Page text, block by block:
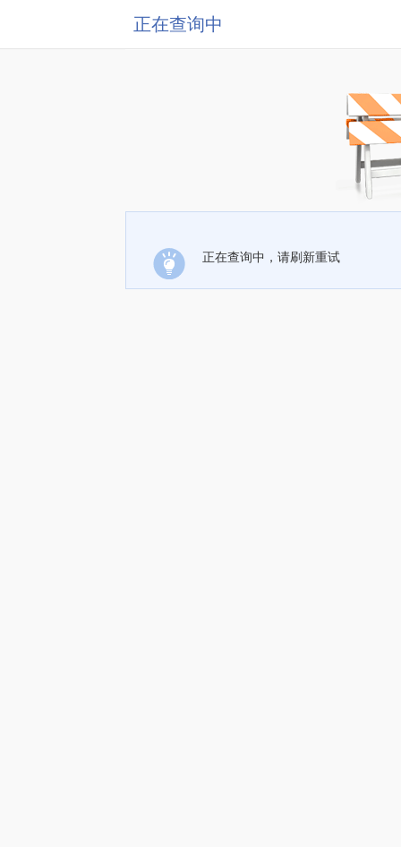
正在查询中
正在查询中，请刷新重试